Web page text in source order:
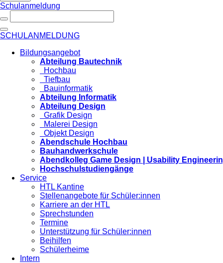
Schulanmeldung
SCHULANMELDUNG
Bildungsangebot
Abteilung Bautechnik
Hochbau
Tiefbau
Bauinformatik
Abteilung Informatik
Abteilung Design
Grafik Design
Malerei Design
Objekt Design
Abendschule Hochbau
Bauhandwerkschule
Abendkolleg Game Design | Usability
Hochschulstudiengänge
Service
HTL Kantine
Stellenangebote für Schüler:innen
Karriere an der HTL
Sprechstunden
Termine
Unterstützung für Schüler:innen
Beihilfen
Schülerheime
Intern